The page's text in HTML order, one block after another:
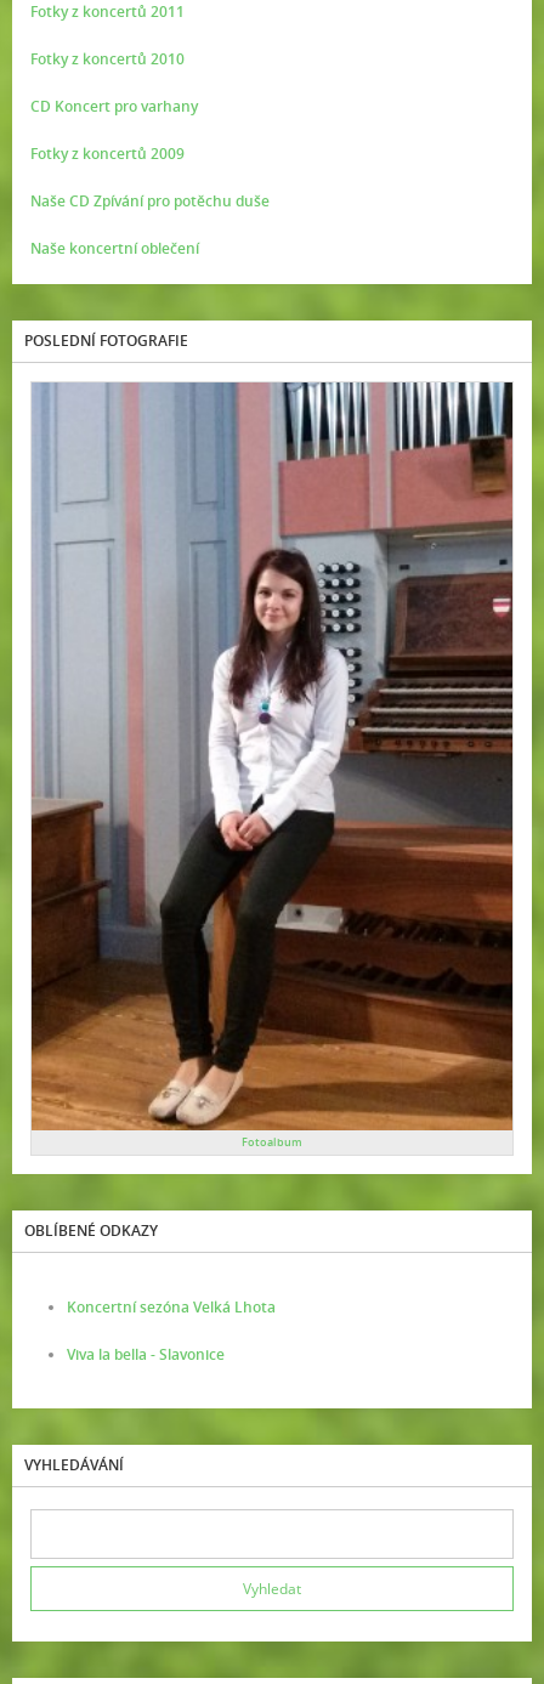
Fotky z koncertů 2011
Fotky z koncertů 2010
CD Koncert pro varhany
Fotky z koncertů 2009
Naše CD Zpívání pro potěchu duše
Naše koncertní oblečení
POSLEDNÍ FOTOGRAFIE
Fotoalbum
OBLÍBENÉ ODKAZY
Koncertní sezóna Velká Lhota
Viva la bella - Slavonice
VYHLEDÁVÁNÍ